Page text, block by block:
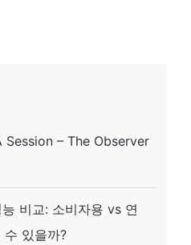
Session – The Observer
비교: 소비자용 vs 연
수 있을까?